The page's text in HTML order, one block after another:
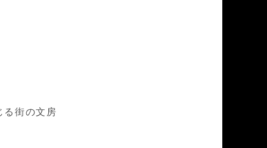
る街の文房